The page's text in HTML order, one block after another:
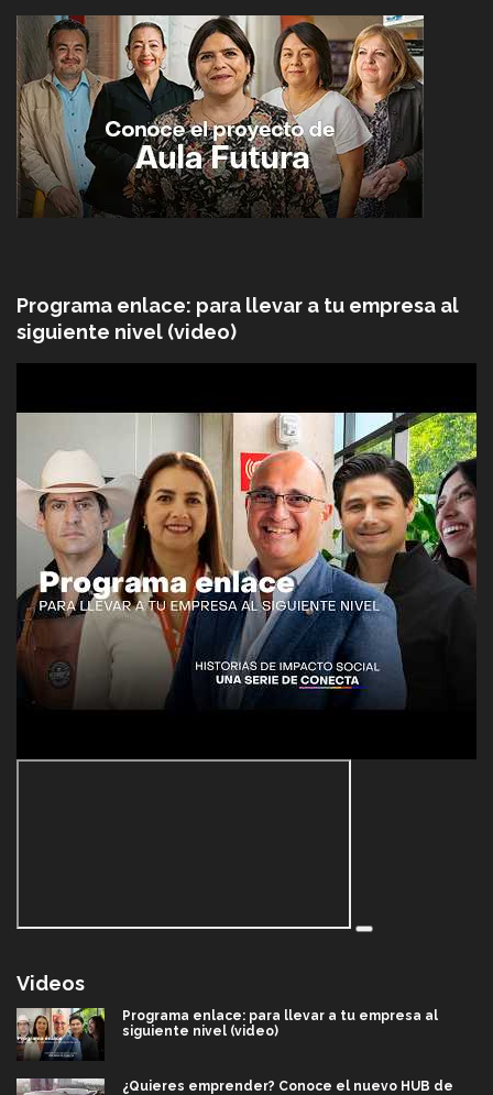
Programa enlace: para llevar a tu empresa al
siguiente nivel (video)
Videos
Programa enlace: para llevar a tu empresa al
siguiente nivel (video)
¿Quieres emprender? Conoce el nuevo HUB de